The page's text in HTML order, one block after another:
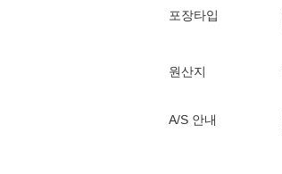
포장타입
원산지
A/S 안내